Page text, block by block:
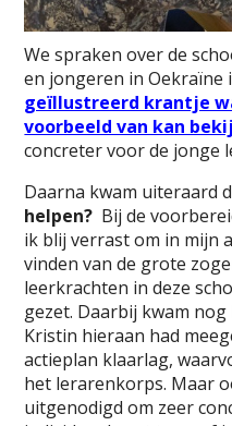
We spraken over de
en jongeren in Oekraïne
geïllustreerd krantje
voorbeeld van kan
concreter voor de jonge
Daarna kwam uiteraard
helpen? Bij de
ik blij verrast om in mijn
vinden van de grote
leerkrachten in deze
gezet. Daarbij kwam
Kristin hieraan had
actieplan klaarlag,
het lerarenkorps. Maar
uitgenodigd om zeer